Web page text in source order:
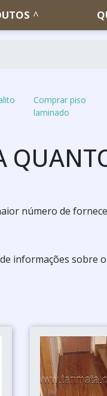
Comprar piso
laminado
número de
informações sobre o